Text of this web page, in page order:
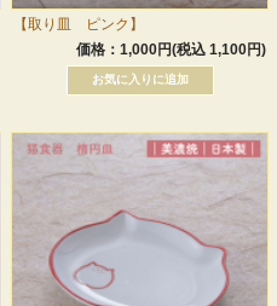
【取り皿 ピンク】
価格：1,000円(税込 1,100円)